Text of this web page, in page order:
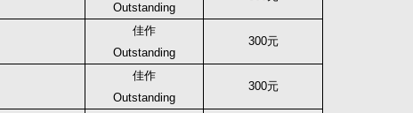
Outstanding
佳作
Outstanding
300元
佳作
Outstanding
300元